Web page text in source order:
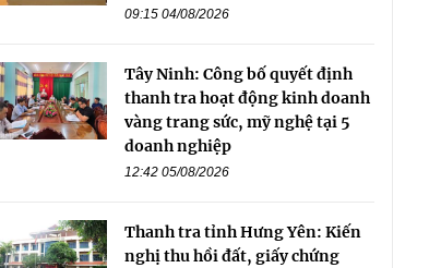
09:15 04/08/2026
Tây Ninh: Công bố quyết định
thanh tra hoạt động kinh doanh
vàng trang sức, mỹ nghệ tại 5
doanh nghiệp
12:42 05/08/2026
Thanh tra tỉnh Hưng Yên: Kiến
nghị thu hồi đất, giấy chứng